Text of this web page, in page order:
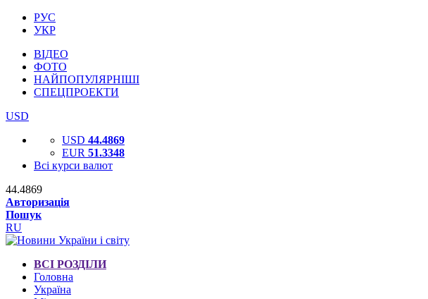
РУС
УКР
ВІДЕО
ФОТО
НАЙПОПУЛЯРНІШІ
СПЕЦПРОЕКТИ
USD
USD 44.4869
EUR 51.3348
Всі курси валют
44.4869
Авторизація
Пошук
RU
ВСІ РОЗДІЛИ
Головна
Україна